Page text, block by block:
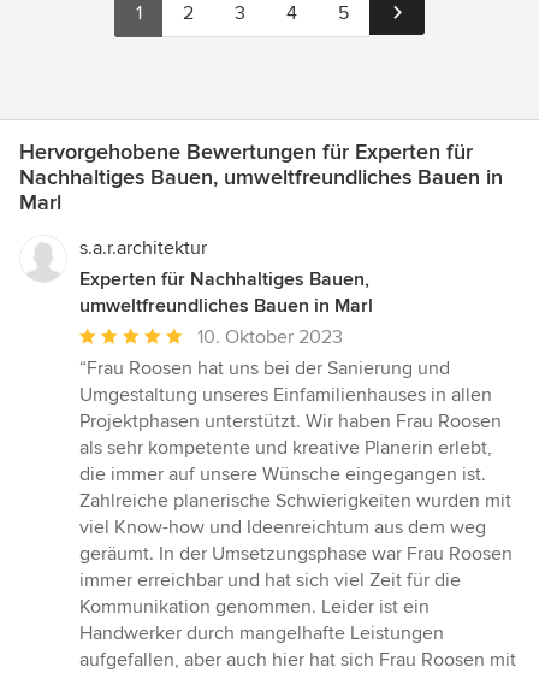
1 2 3 4 5
Hervorgehobene Bewertungen für Experten für
Nachhaltiges Bauen, umweltfreundliches Bauen in
Marl
s.a.r.architektur
Experten für Nachhaltiges Bauen,
umweltfreundliches Bauen in Marl
Durchschnittliche
Bewertung:
5
von
5
Sternen
10. Oktober 2023
“Frau Roosen hat uns bei der Sanierung und
Umgestaltung unseres Einfamilienhauses in allen
Projektphasen unterstützt. Wir haben Frau Roosen
als sehr kompetente und kreative Planerin erlebt,
die immer auf unsere Wünsche eingegangen ist.
Zahlreiche planerische Schwierigkeiten wurden mit
viel Know-how und Ideenreichtum aus dem weg
geräumt. In der Umsetzungsphase war Frau Roosen
immer erreichbar und hat sich viel Zeit für die
Kommunikation genommen. Leider ist ein
Handwerker durch mangelhafte Leistungen
aufgefallen, aber auch hier hat sich Frau Roosen mit